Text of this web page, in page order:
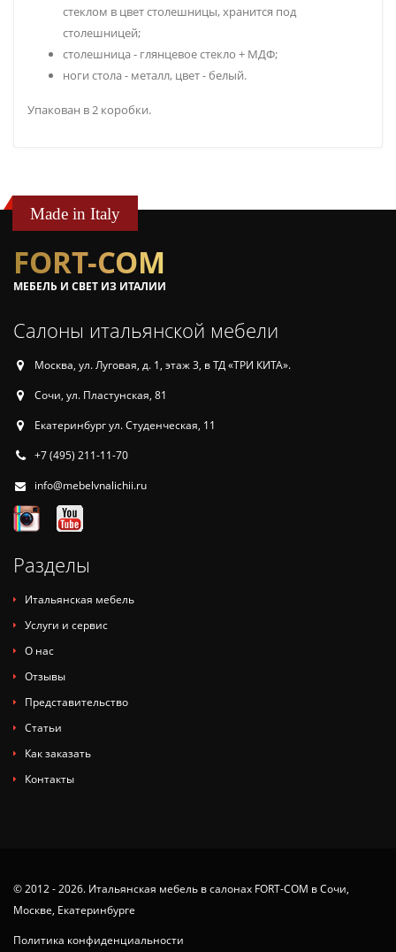
стеклом в цвет столешницы, хранится под
столешницей;
столешница - глянцевое стекло + МДФ;
ноги стола - металл, цвет - белый.
Упакован в 2 коробки.
Made in Italy
FORT-COM
МЕБЕЛЬ И СВЕТ ИЗ ИТАЛИИ
Салоны итальянской мебели
Москва, ул. Луговая, д. 1, этаж 3, в ТД «ТРИ КИТА».
Сочи, ул. Пластунская, 81
Екатеринбург ул. Студенческая, 11
+7 (495) 211-11-70
info@mebelvnalichii.ru
Разделы
Итальянская мебель
Услуги и сервис
О нас
Отзывы
Представительство
Статьи
Как заказать
Контакты
© 2012 - 2026. Итальянская мебель в салонах FORT-COM в Сочи,
Москве, Екатеринбурге
Политика конфиденциальности